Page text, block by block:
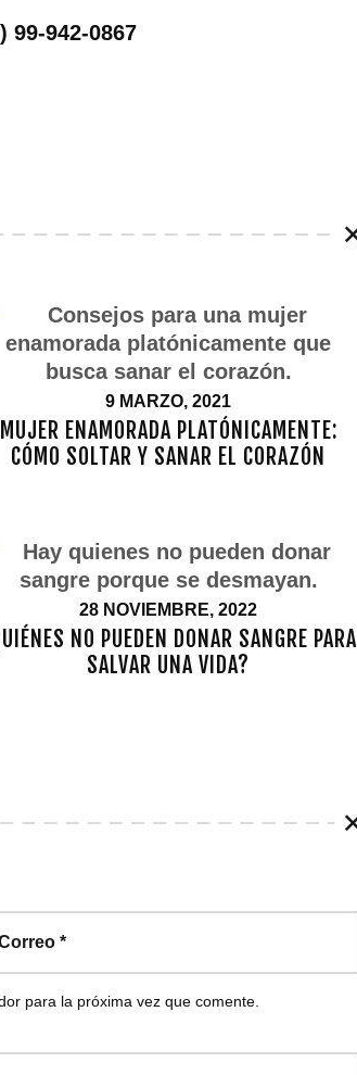
99-942-0867
9 MARZO, 2021
MUJER ENAMORADA PLATÓNICAMENTE:
CÓMO SOLTAR Y SANAR EL CORAZÓN
28 NOVIEMBRE, 2022
NO PUEDEN DONAR SANGRE PARA
SALVAR UNA VIDA?
para la próxima vez que comente.